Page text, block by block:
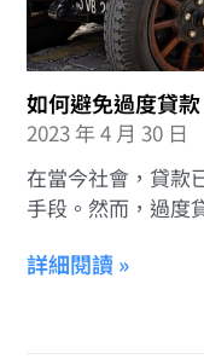
如何避免過度貸
2023 年 4 月 30 日
在當今社會，貸款
手段。然而，過度
詳細閱讀 »